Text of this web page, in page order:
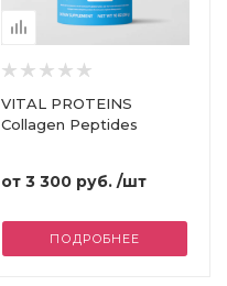
VITAL PROTEINS
Collagen Peptides
от 3 300 руб. /шт
ПОДРОБНЕЕ